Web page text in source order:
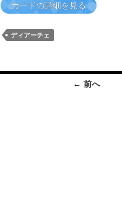
カードの詳細を見る
ディアーチェ
← 前へ